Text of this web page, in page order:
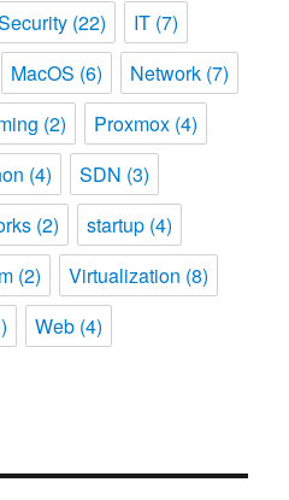
(22) IT (7)
MacOS (6) Network (7)
(2) Proxmox (4)
(4) SDN (3)
(2) startup (4)
(2) Virtualization (8)
Web (4)